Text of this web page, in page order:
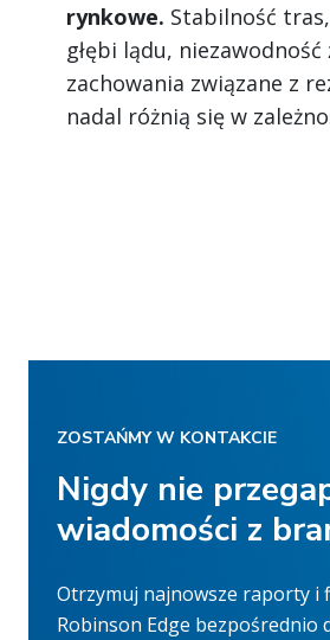
rynkowe. Stabilność
głębi lądu, niezawodność
zachowania związane z
nadal różnią się w
ZOSTAŃMY W KONTAKCIE
Nigdy nie
wiadomości z
Otrzymuj najnowsze raporty i
Robinson Edge bezpośrednio